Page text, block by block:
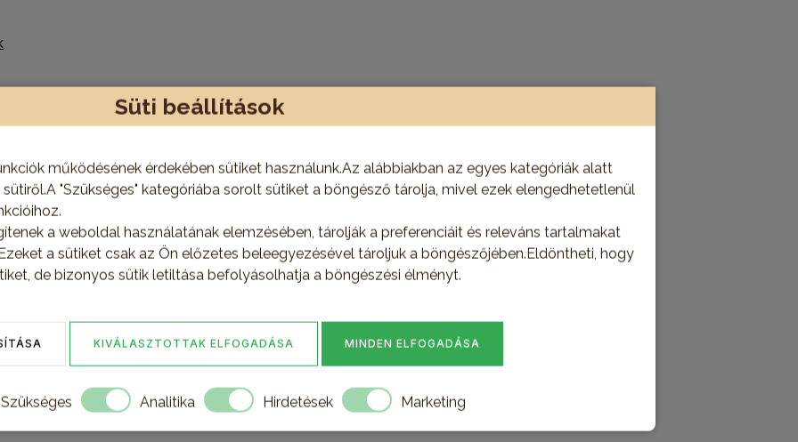
Süti beállítások
működésének érdekében sütiket használunk.Az alábbiakban az egyes kategóriák alatt
"Szükséges" kategóriába sorolt sütiket a böngésző tárolja, mivel ezek elengedhetetlenül
a weboldal használatának elemzésében, tárolják a preferenciáit és releváns tartalmakat
a sütiket csak az Ön előzetes beleegyezésével tároljuk a böngészőjében.Eldöntheti, hogy
de bizonyos sütik letiltása befolyásolhatja a böngészési élményt.
KIVÁLASZTOTTAK ELFOGADÁSA MINDEN ELFOGADÁSA
Szükséges Analitika Hirdetések Marketing
webáruházunkban és bemutatótermünkben!
átvenni, hanem házhoz is szállítjuk szükség esetén.